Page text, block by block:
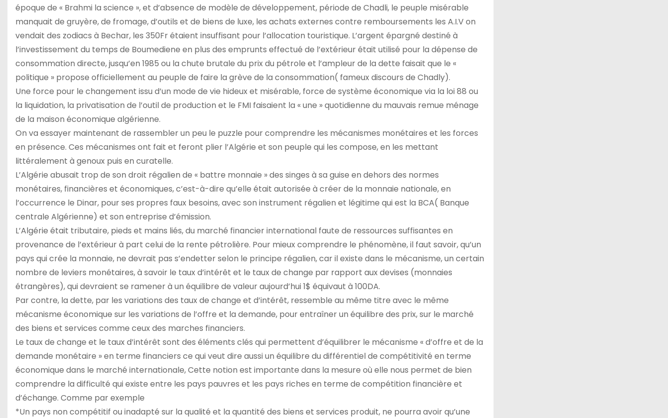
époque de « Brahmi la science », et d’absence de modèle de développement, période de Chadli, le peuple misérable
manquait de gruyère, de fromage, d’outils et de biens de luxe, les achats externes contre remboursements les A.I.V on
vendait des zodiacs à Bechar, les 350Fr étaient insuffisant pour l’allocation touristique. L’argent épargné destiné à
l’investissement du temps de Boumediene en plus des emprunts effectué de l’extérieur était utilisé pour la dépense de
consommation directe, jusqu’en 1985 ou la chute brutale du prix du pétrole et l’ampleur de la dette faisait que le «
politique » propose officiellement au peuple de faire la grève de la consommation( fameux discours de Chadly).
Une force pour le changement issu d’un mode de vie hideux et misérable, force de système économique via la loi 88 ou
la liquidation, la privatisation de l’outil de production et le FMI faisaient la « une » quotidienne du mauvais remue ménage
de la maison économique algérienne.
On va essayer maintenant de rassembler un peu le puzzle pour comprendre les mécanismes monétaires et les forces
en présence. Ces mécanismes ont fait et feront plier l’Algérie et son peuple qui les compose, en les mettant
littéralement à genoux puis en curatelle.
L’Algérie abusait trop de son droit régalien de « battre monnaie » des singes à sa guise en dehors des normes
monétaires, financières et économiques, c’est-à-dire qu’elle était autorisée à créer de la monnaie nationale, en
l’occurrence le Dinar, pour ses propres faux besoins, avec son instrument régalien et légitime qui est la BCA( Banque
centrale Algérienne) et son entreprise d’émission.
L’Algérie était tributaire, pieds et mains liés, du marché financier international faute de ressources suffisantes en
provenance de l’extérieur à part celui de la rente pétrolière. Pour mieux comprendre le phénomène, il faut savoir, qu’un
pays qui crée la monnaie, ne devrait pas s’endetter selon le principe régalien, car il existe dans le mécanisme, un certain
nombre de leviers monétaires, à savoir le taux d’intérêt et le taux de change par rapport aux devises (monnaies
étrangères), qui devraient se ramener à un équilibre de valeur aujourd’hui 1$ équivaut à 100DA.
Par contre, la dette, par les variations des taux de change et d’intérêt, ressemble au même titre avec le même
mécanisme économique sur les variations de l’offre et la demande, pour entraîner un équilibre des prix, sur le marché
des biens et services comme ceux des marches financiers.
Le taux de change et le taux d’intérêt sont des éléments clés qui permettent d’équilibrer le mécanisme « d’offre et de la
demande monétaire » en terme financiers ce qui veut dire aussi un équilibre du différentiel de compétitivité en terme
économique dans le marché internationale, Cette notion est importante dans la mesure où elle nous permet de bien
comprendre la difficulté qui existe entre les pays pauvres et les pays riches en terme de compétition financière et
d’échange. Comme par exemple
*Un pays non compétitif ou inadapté sur la qualité et la quantité des biens et services produit, ne pourra avoir qu’une